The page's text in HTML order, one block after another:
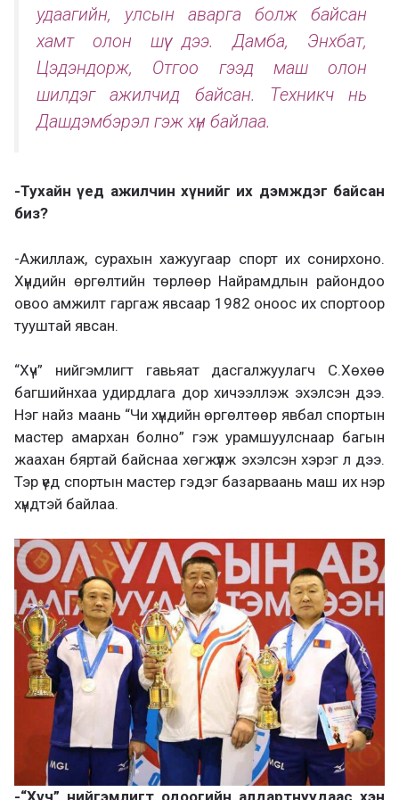
удаагийн, улсын аварга болж байсан
хамт олон шүү дээ. Дамба, Энхбат,
Цэдэндорж, Отгоо гээд маш олон
шилдэг ажилчид байсан. Техникч нь
Дашдэмбэрэл гэж хүн байлаа.
-Тухайн үед ажилчин хүнийг их дэмждэг байсан
биз?
-Ажиллаж, сурахын хажуугаар спорт их сонирхоно.
Хүндийн өргөлтийн төрлөөр Найрамдлын райондоо
овоо амжилт гаргаж явсаар 1982 оноос их спортоор
тууштай явсан.
“Хүч” нийгэмлигт гавьяат дасгалжуулагч С.Хөхөө
багшийнхаа удирдлага дор хичээллэж эхэлсэн дээ.
Нэг найз маань “Чи хүндийн өргөлтөөр явбал спортын
мастер амархан болно” гэж урамшуулснаар багын
жаахан бяртай байснаа хөгжүүлж эхэлсэн хэрэг л дээ.
Тэр үед спортын мастер гэдэг базарваань маш их нэр
хүндтэй байлаа.
-“Хүч” нийгэмлигт одоогийн алдартнуудаас хэн